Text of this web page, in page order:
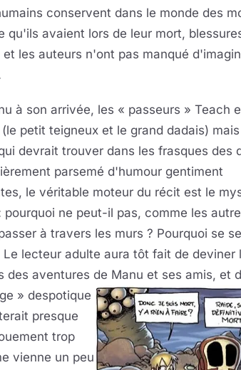
conservent dans le monde des
qu'ils avaient lors de leur mort,
et les auteurs n'ont pas manqué
à son arrivée, les « passeurs » Teach
petit teigneux et le grand dadais) mais
devrait trouver dans les frasques des
parsemé d'humour gentiment
le véritable moteur du récit est le
ne peut-il pas, comme les
à travers les murs ? Pourquoi se
lecteur adulte aura tôt fait de deviner
aventures de Manu et ses amis, et
» despotique
presque
trop
vienne un peu